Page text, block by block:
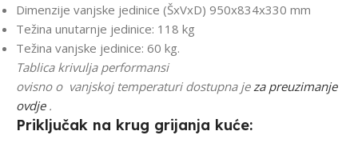
Dimenzije vanjske jedinice (ŠxVxD) 950x834x330 mm
Težina unutarnje jedinice: 118 kg
Težina vanjske jedinice: 60 kg.
Tablica krivulja performansi
ovisno o vanjskoj temperaturi dostupna je za preuzimanje
ovdje .
Priključak na krug grijanja kuće: